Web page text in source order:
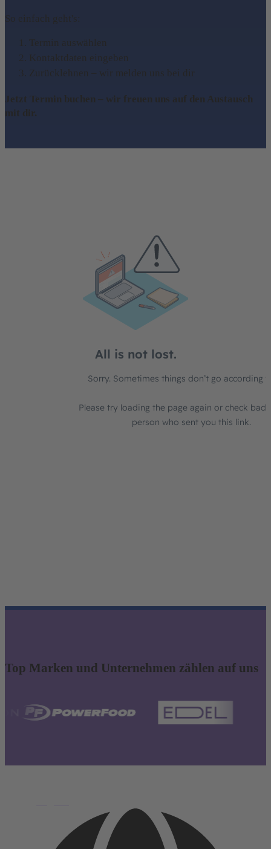
So einfach geht's:
Termin auswählen
Kontaktdaten eingeben
Zurücklehnen – wir melden uns bei dir
Jetzt Termin buchen – wir freuen uns auf den Austausch
mit dir.
Top Marken und Unternehmen zählen auf uns